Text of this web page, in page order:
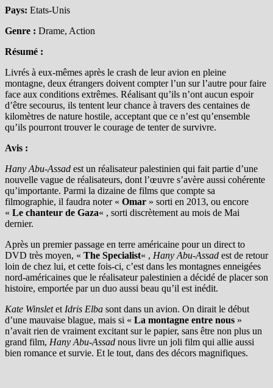
Pays: Etats-Unis
Genre : Drame, Action
Résumé :
Livrés à eux-mêmes après le crash de leur avion en pleine
montagne, deux étrangers doivent compter l’un sur l’autre pour faire
face aux conditions extrêmes. Réalisant qu’ils n’ont aucun espoir
d’être secourus, ils tentent leur chance à travers des centaines de
kilomètres de nature hostile, acceptant que ce n’est qu’ensemble
qu’ils pourront trouver le courage de tenter de survivre.
Avis :
Hany Abu-Assad est un réalisateur palestinien qui fait partie d’une
nouvelle vague de réalisateurs, dont l’œuvre s’avère aussi cohérente
qu’importante. Parmi la dizaine de films que compte sa
filmographie, il faudra noter « Omar » sorti en 2013, ou encore
« Le chanteur de Gaza« , sorti discrètement au mois de Mai
dernier.
Après un premier passage en terre américaine pour un direct to
DVD très moyen, « The Specialist« , Hany Abu-Assad est de retour
loin de chez lui, et cette fois-ci, c’est dans les montagnes enneigées
nord-américaines que le réalisateur palestinien a décidé de placer son
histoire, emportée par un duo aussi beau qu’il est inédit.
Kate Winsletet Idris Elba sont dans un avion. On dirait le début
d’une mauvaise blague, mais si « La montagne entre nous »
n’avait rien de vraiment excitant sur le papier, sans être non plus un
grand film, Hany Abu-Assad nous livre un joli film qui allie aussi
bien romance et survie. Et le tout, dans des décors magnifiques.